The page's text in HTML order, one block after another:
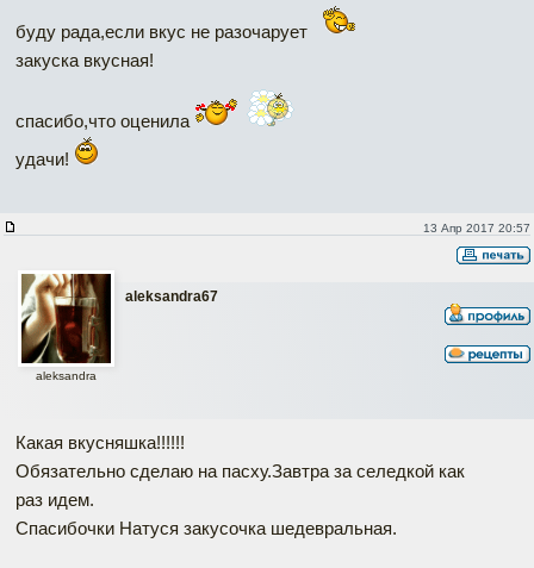
буду рада,если вкус не разочарует
закуска вкусная!
спасибо,что оценила
удачи!
13 Апр 2017 20:57
aleksandra67
aleksandra
Какая вкусняшка!!!!!!
Обязательно сделаю на пасху.Завтра за селедкой как
раз идем.
Спасибочки Натуся закусочка шедевральная.